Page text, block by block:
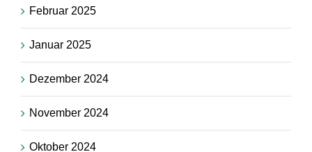
Februar 2025
Januar 2025
Dezember 2024
November 2024
Oktober 2024